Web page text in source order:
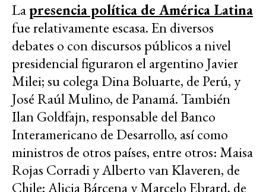
Lapresencia política de América Latina
fue relativamente escasa. En diversos
debates o con discursos públicos a nivel
presidencial figuraron el argentino Javier
Milei; su colega Dina Boluarte, de Perú, y
José Raúl Mulino, de Panamá. También
Ilan Goldfajn, responsable del Banco
Interamericano de Desarrollo, así como
ministros de otros países, entre otros: Maisa
Rojas Corradi y Alberto van Klaveren, de
Chile; Alicia Bárcena y Marcelo Ebrard, de